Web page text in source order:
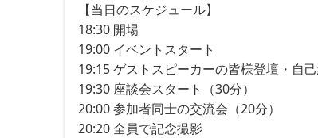
【当日のスケジュール】
18:30 開場
19:00 イベントスタート
19:15 ゲストスピーカーの皆様登壇・自己
19:30 座談会スタート（30分）
20:00 参加者同士の交流会（20分）
20:20 全員で記念撮影